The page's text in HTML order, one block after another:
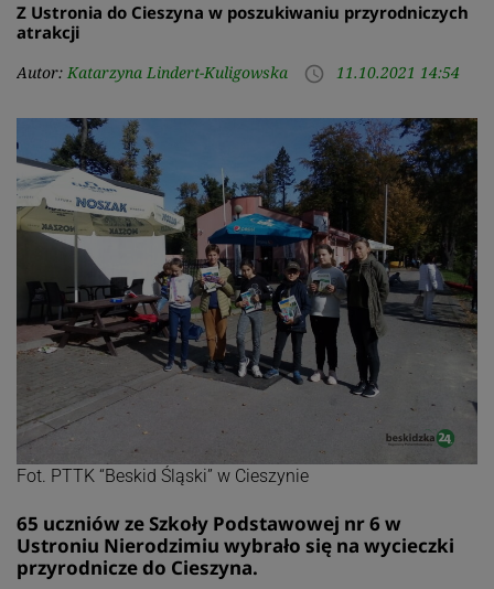
Z Ustronia do Cieszyna w poszukiwaniu przyrodniczych
atrakcji
Autor: Katarzyna Lindert-Kuligowska access_time 11.10.2021 14:54
Fot. PTTK “Beskid Śląski” w Cieszynie
65 uczniów ze Szkoły Podstawowej nr 6 w
Ustroniu Nierodzimiu wybrało się na wycieczki
przyrodnicze do Cieszyna.